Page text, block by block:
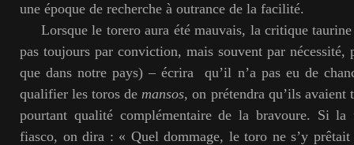
une époque de recherche à outrance de la facilité.
Lorsque le torero aura été mauvais, la critique
pas toujours par conviction, mais souvent par nécessité,
que dans notre pays) – écrira qu’il n’a pas eu de
qualifier les toros demansos, on prétendra qu’ils avaient
pourtant qualité complémentaire de la bravoure. Si la
fiasco, on dira : « Quel dommage, le toro ne s’y